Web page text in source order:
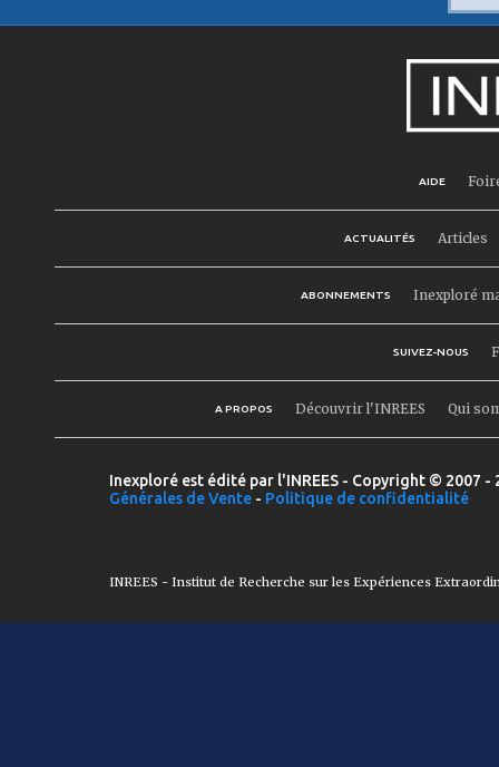
AIDE
ACTUALITÉS Articles
ABONNEMENTS Inexploré
SUIVEZ-NOUS
A PROPOS Découvrir l'INREES Qui
Inexploré est édité par l'INREES - Copyright © 2007
Générales de Vente - Politique de confidentialité
INREES - Institut de Recherche sur les Expériences